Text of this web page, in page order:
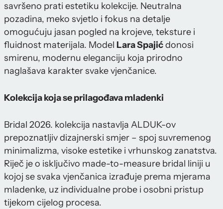
savršeno prati estetiku kolekcije. Neutralna
pozadina, meko svjetlo i fokus na detalje
omogućuju jasan pogled na krojeve, teksture i
fluidnost materijala. Model Lara Spajićdonosi
smirenu, modernu eleganciju koja prirodno
naglašava karakter svake vjenčanice.
Kolekcija koja se prilagođava mladenki
Bridal 2026. kolekcija nastavlja ALDUK-ov
prepoznatljiv dizajnerski smjer – spoj suvremenog
minimalizma, visoke estetike i vrhunskog zanatstva.
Riječ je o isključivo made-to-measure bridal liniji u
kojoj se svaka vjenčanica izrađuje prema mjerama
mladenke, uz individualne probe i osobni pristup
tijekom cijelog procesa.